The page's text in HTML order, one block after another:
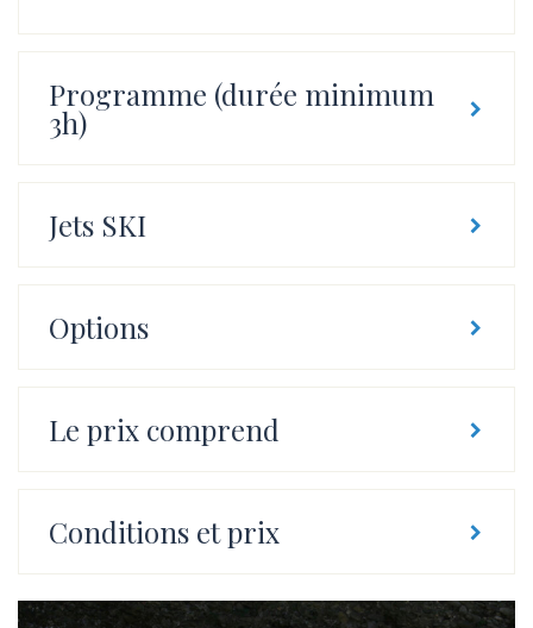
Programme (durée minimum
3h)
Jets SKI
Options
Le prix comprend
Conditions et prix